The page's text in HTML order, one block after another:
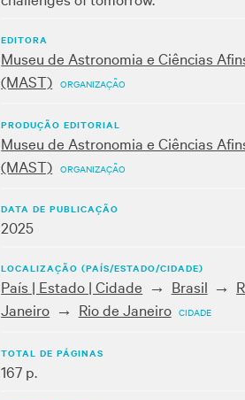
EDITORA
Museu de Astronomia e Ciências
(MAST) ORGANIZAÇÃO
PRODUÇÃO EDITORIAL
Museu de Astronomia e Ciências
(MAST) ORGANIZAÇÃO
DATA DE PUBLICAÇÃO
2025
LOCALIZAÇÃO (PAÍS/ESTADO/CIDADE)
País | Estado | Cidade Brasil
Janeiro
Rio de Janeiro CIDADE
TOTAL DE PÁGINAS
167 p.